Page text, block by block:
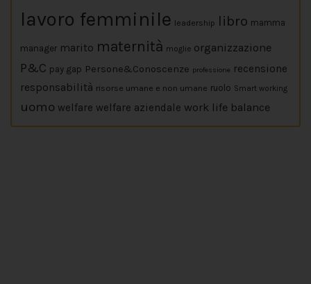
lavoro femminile leadership libro mamma
manager marito maternità moglie organizzazione
P&C pay gap Persone&Conoscenze professione recensione
responsabilità risorse umane e non umane ruolo Smart working
uomo welfare welfare aziendale work life balance